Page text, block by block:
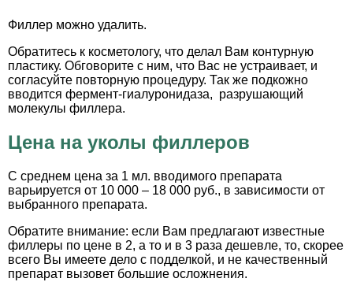
Филлер можно удалить.
Обратитесь к косметологу, что делал Вам контурную
пластику. Обговорите с ним, что Вас не устраивает, и
согласуйте повторную процедуру. Так же подкожно
вводится фермент-гиалуронидаза, разрушающий
молекулы филлера.
Цена на уколы филлеров
С среднем цена за 1 мл. вводимого препарата
варьируется от 10 000 – 18 000 руб., в зависимости от
выбранного препарата.
Обратите внимание: если Вам предлагают известные
филлеры по цене в 2, а то и в 3 раза дешевле, то, скорее
всего Вы имеете дело с подделкой, и не качественный
препарат вызовет большие осложнения.